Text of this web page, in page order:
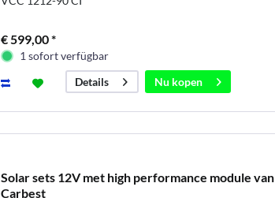
€ 599,00 *
1 sofort verfügbar
Details
Nu kopen
Solar sets 12V met high performance module van
Carbest